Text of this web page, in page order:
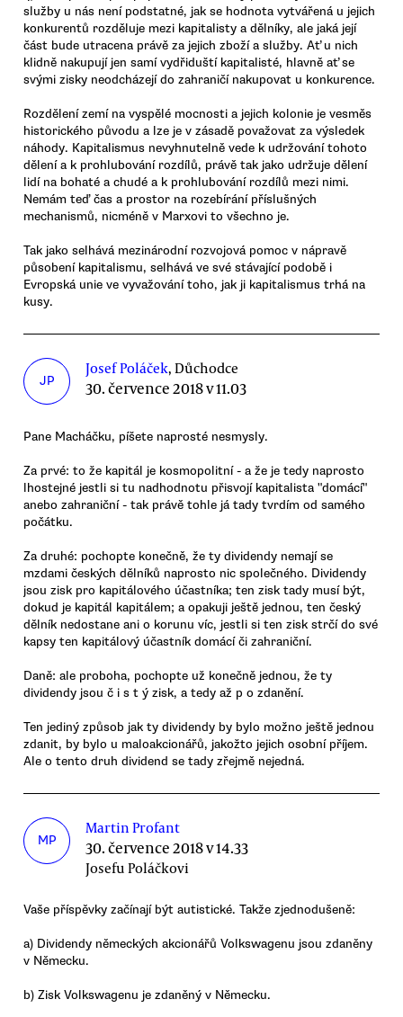
služby u nás není podstatné, jak se hodnota vytvářená u jejich
konkurentů rozděluje mezi kapitalisty a dělníky, ale jaká její
část bude utracena právě za jejich zboží a služby. Ať u nich
klidně nakupují jen samí vydřiduští kapitalisté, hlavně ať se
svými zisky neodcházejí do zahraničí nakupovat u konkurence.
Rozdělení zemí na vyspělé mocnosti a jejich kolonie je vesměs
historického původu a lze je v zásadě považovat za výsledek
náhody. Kapitalismus nevyhnutelně vede k udržování tohoto
dělení a k prohlubování rozdílů, právě tak jako udržuje dělení
lidí na bohaté a chudé a k prohlubování rozdílů mezi nimi.
Nemám teď čas a prostor na rozebírání příslušných
mechanismů, nicméně v Marxovi to všechno je.
Tak jako selhává mezinárodní rozvojová pomoc v nápravě
působení kapitalismu, selhává ve své stávající podobě i
Evropská unie ve vyvažování toho, jak ji kapitalismus trhá na
kusy.
JP
Josef Poláček, Důchodce
30. července 2018 v 11.03
Pane Macháčku, píšete naprosté nesmysly.
Za prvé: to že kapitál je kosmopolitní - a že je tedy naprosto
lhostejné jestli si tu nadhodnotu přisvojí kapitalista "domácí"
anebo zahraniční - tak právě tohle já tady tvrdím od samého
počátku.
Za druhé: pochopte konečně, že ty dividendy nemají se
mzdami českých dělníků naprosto nic společného. Dividendy
jsou zisk pro kapitálového účastníka; ten zisk tady musí být,
dokud je kapitál kapitálem; a opakuji ještě jednou, ten český
dělník nedostane ani o korunu víc, jestli si ten zisk strčí do své
kapsy ten kapitálový účastník domácí či zahraniční.
Daně: ale proboha, pochopte už konečně jednou, že ty
dividendy jsou č i s t ý zisk, a tedy až p o zdanění.
Ten jediný způsob jak ty dividendy by bylo možno ještě jednou
zdanit, by bylo u maloakcionářů, jakožto jejich osobní příjem.
Ale o tento druh dividend se tady zřejmě nejedná.
MP
Martin Profant
30. července 2018 v 14.33
Josefu Poláčkovi
Vaše příspěvky začínají být autistické. Takže zjednodušeně:
a) Dividendy německých akcionářů Volkswagenu jsou zdaněny
v Německu.
b) Zisk Volkswagenu je zdaněný v Německu.